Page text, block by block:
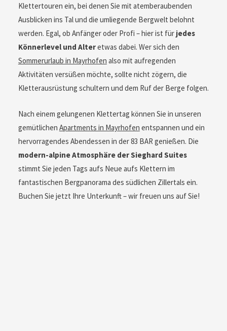
Klettertouren ein, bei denen Sie mit atemberaubenden
Ausblicken ins Tal und die umliegende Bergwelt belohnt
werden. Egal, ob Anfänger oder Profi – hier ist für jedes
Könnerlevel und Alteretwas dabei. Wer sich den
Sommerurlaub in Mayrhofen also mit aufregenden
Aktivitäten versüßen möchte, sollte nicht zögern, die
Kletterausrüstung schultern und dem Ruf der Berge folgen.
Nach einem gelungenen Klettertag können Sie in unseren
gemütlichen Apartments in Mayrhofen entspannen und ein
hervorragendes Abendessen in der 83 BAR genießen. Die
modern-alpine Atmosphäre der Sieghard Suites
stimmt Sie jeden Tags aufs Neue aufs Klettern im
fantastischen Bergpanorama des südlichen Zillertals ein.
Buchen Sie jetzt Ihre Unterkunft – wir freuen uns auf Sie!